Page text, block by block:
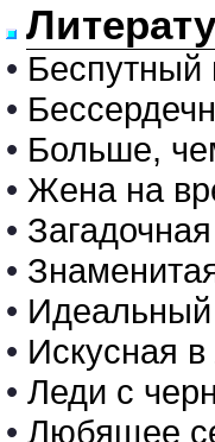
• Беспутный
•
• Больше,
• Жена на
•
•
•
• Искусная
• Леди с
• Любящее